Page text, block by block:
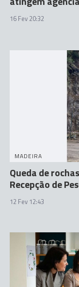
16 Fev 20:32
MADEIRA
Queda de
Recepção de
12 Fev 12:43